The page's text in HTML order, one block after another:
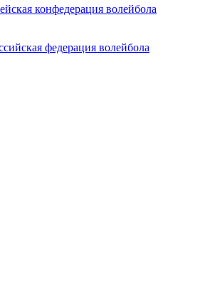
конфедерация волейбола
федерация волейбола